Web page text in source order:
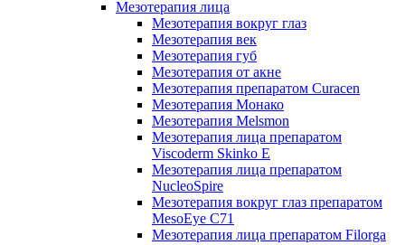
Мезотерапия лица
Мезотерапия вокруг глаз
Мезотерапия век
Мезотерапия губ
Мезотерапия от акне
Мезотерапия препаратом Curacen
Мезотерапия Монако
Мезотерапия Melsmon
Мезотерапия лица препаратом
Viscoderm Skinko E
Мезотерапия лица препаратом
NucleoSpire
Мезотерапия вокруг глаз препаратом
MesoEye С71
Мезотерапия лица препаратом Filorga